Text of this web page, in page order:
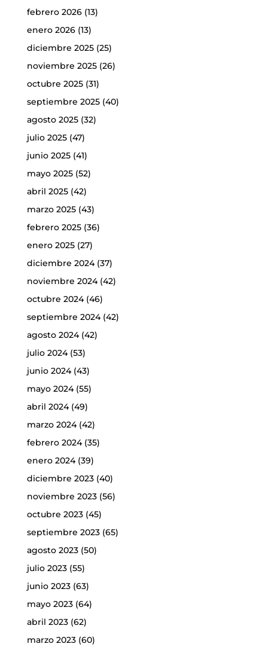
febrero 2026(13)
enero 2026(13)
diciembre 2025(25)
noviembre 2025(26)
octubre 2025(31)
septiembre 2025(40)
agosto 2025(32)
julio 2025(47)
junio 2025(41)
mayo 2025(52)
abril 2025(42)
marzo 2025(43)
febrero 2025(36)
enero 2025(27)
diciembre 2024(37)
noviembre 2024(42)
octubre 2024(46)
septiembre 2024(42)
agosto 2024(42)
julio 2024(53)
junio 2024(43)
mayo 2024(55)
abril 2024(49)
marzo 2024(42)
febrero 2024(35)
enero 2024(39)
diciembre 2023(40)
noviembre 2023(56)
octubre 2023(45)
septiembre 2023(65)
agosto 2023(50)
julio 2023(55)
junio 2023(63)
mayo 2023(64)
abril 2023(62)
marzo 2023(60)